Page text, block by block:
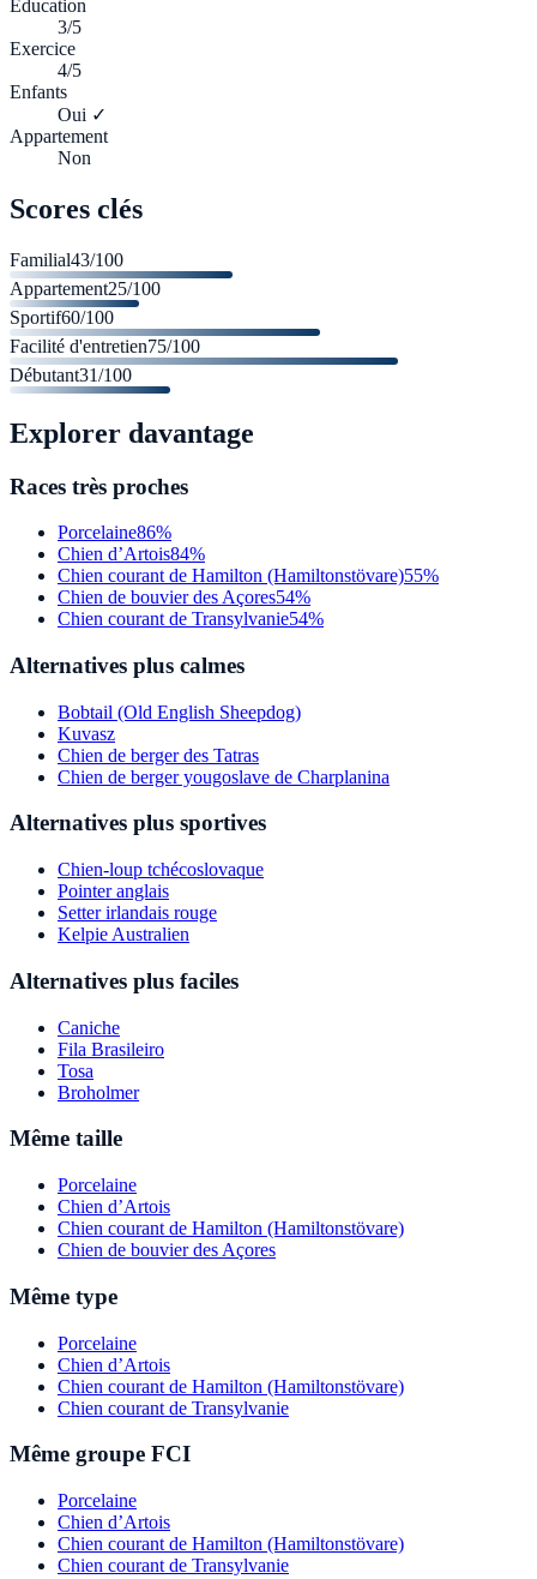
Éducation
3/5
Exercice
4/5
Enfants
Oui ✓
Appartement
Non
Scores clés
Familial43/100
Appartement25/100
Sportif60/100
Facilité d'entretien75/100
Débutant31/100
Explorer davantage
Races très proches
Porcelaine86%
Chien d’Artois84%
Chien courant de Hamilton (Hamiltonstövare)55%
Chien de bouvier des Açores54%
Chien courant de Transylvanie54%
Alternatives plus calmes
Bobtail (Old English Sheepdog)
Kuvasz
Chien de berger des Tatras
Chien de berger yougoslave de Charplanina
Alternatives plus sportives
Chien-loup tchécoslovaque
Pointer anglais
Setter irlandais rouge
Kelpie Australien
Alternatives plus faciles
Caniche
Fila Brasileiro
Tosa
Broholmer
Même taille
Porcelaine
Chien d’Artois
Chien courant de Hamilton (Hamiltonstövare)
Chien de bouvier des Açores
Même type
Porcelaine
Chien d’Artois
Chien courant de Hamilton (Hamiltonstövare)
Chien courant de Transylvanie
Même groupe FCI
Porcelaine
Chien d’Artois
Chien courant de Hamilton (Hamiltonstövare)
Chien courant de Transylvanie